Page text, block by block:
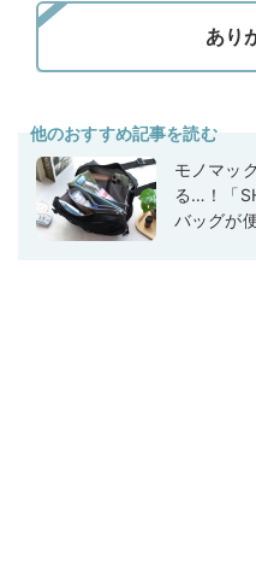
他のおすすめ記事を読む
モノマッ
る…！「
バッグが